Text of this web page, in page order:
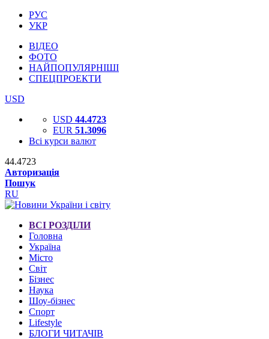
РУС
УКР
ВІДЕО
ФОТО
НАЙПОПУЛЯРНІШІ
СПЕЦПРОЕКТИ
USD
USD 44.4723
EUR 51.3096
Всі курси валют
44.4723
Авторизація
Пошук
RU
ВСІ РОЗДІЛИ
Головна
Україна
Місто
Світ
Бізнес
Наука
Шоу-бізнес
Спорт
Lifestyle
БЛОГИ ЧИТАЧІВ